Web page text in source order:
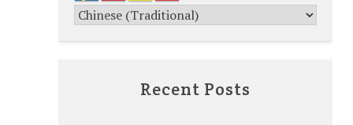
Recent Posts